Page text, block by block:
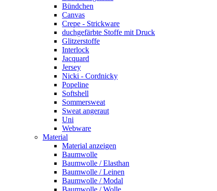
Bündchen
Canvas
Crepe - Strickware
duchgefärbte Stoffe mit Druck
Glitzerstoffe
Interlock
Jacquard
Jersey
Nicki - Cordnicky
Popeline
Softshell
Sommersweat
Sweat angeraut
Uni
Webware
Material
Material anzeigen
Baumwolle
Baumwolle / Elasthan
Baumwolle / Leinen
Baumwolle / Modal
Baumwolle / Wolle